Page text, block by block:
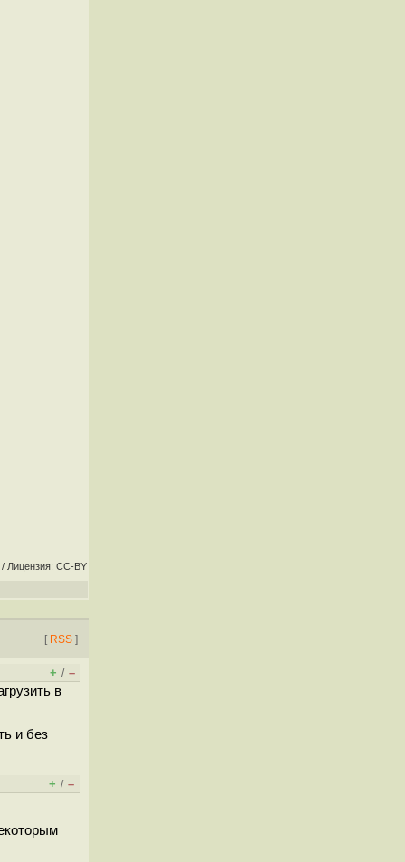
/ Лицензия: CC-BY
[ RSS ]
+ / –
в
и без
+ / –